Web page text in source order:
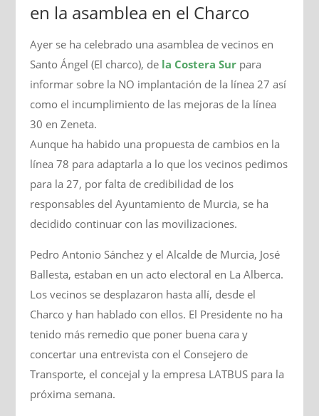
en la asamblea en el Charco
Ayer se ha celebrado una asamblea de vecinos en
Santo Ángel (El charco), de la Costera Sur para
informar sobre la NO implantación de la línea 27 así
como el incumplimiento de las mejoras de la línea
30 en Zeneta.
Aunque ha habido una propuesta de cambios en la
línea 78 para adaptarla a lo que los vecinos pedimos
para la 27, por falta de credibilidad de los
responsables del Ayuntamiento de Murcia, se ha
decidido continuar con las movilizaciones.
Pedro Antonio Sánchez y el Alcalde de Murcia, José
Ballesta, estaban en un acto electoral en La Alberca.
Los vecinos se desplazaron hasta allí, desde el
Charco y han hablado con ellos. El Presidente no ha
tenido más remedio que poner buena cara y
concertar una entrevista con el Consejero de
Transporte, el concejal y la empresa LATBUS para la
próxima semana.